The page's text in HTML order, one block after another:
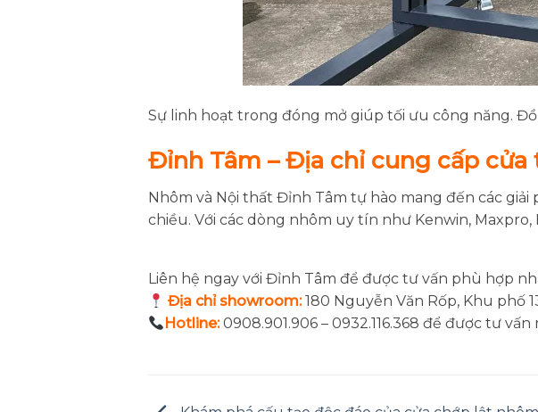
Sự linh hoạt trong đóng mở giúp tối ưu công năng.
Đỉnh Tâm – Địa chỉ cung cấp
Nhôm và Nội thất Đỉnh Tâm tự hào mang đến các
chiều. Với các dòng nhôm uy tín như Kenwin,
Liên hệ ngay với Đỉnh Tâm để được tư vấn phù hợp
Địa chỉ showroom:180 Nguyễn Văn Rốp, Khu phố
Hotline: 0908.901.906 – 0932.116.368 để được tư